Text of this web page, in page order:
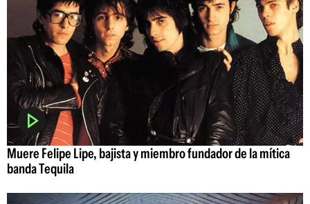
Muere Felipe Lipe, bajista y miembro fundador de la mítica
banda Tequila